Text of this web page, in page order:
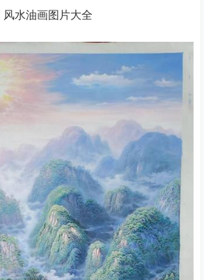
风水油画图片大全